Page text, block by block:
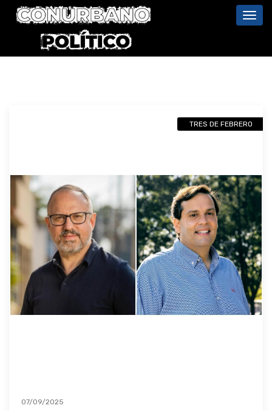
TRES DE FEBRERO
07/09/2025